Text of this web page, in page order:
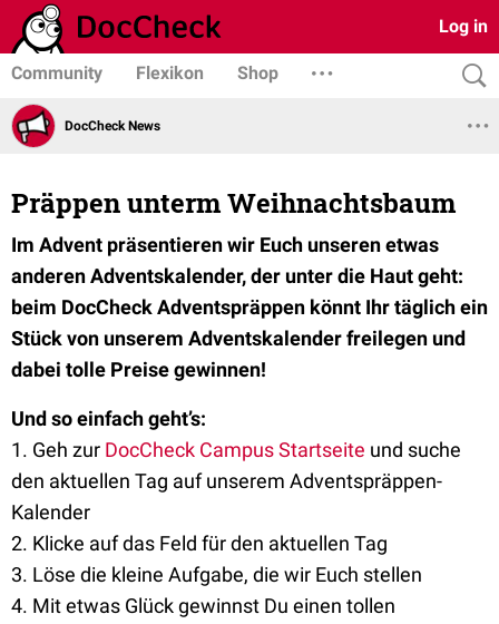
Log in
Community Flexikon Shop
DocCheck News
Präppen unterm Weihnachtsbaum
Im Advent präsentieren wir Euch unseren etwas
anderen Adventskalender, der unter die Haut geht:
beim DocCheck Adventspräppen könnt Ihr täglich ein
Stück von unserem Adventskalender freilegen und
dabei tolle Preise gewinnen!
Und so einfach geht’s:
1. Geh zur DocCheck Campus Startseite und suche
den aktuellen Tag auf unserem Adventspräppen-
Kalender
2. Klicke auf das Feld für den aktuellen Tag
3. Löse die kleine Aufgabe, die wir Euch stellen
4. Mit etwas Glück gewinnst Du einen tollen